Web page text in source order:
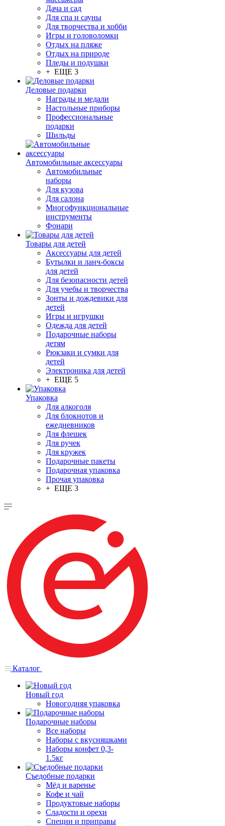
Дача и сад
Для спа и сауны
Для творчества и хобби
Игры и головоломки
Отдых на пляже
Отдых на природе
Пледы и подушки
+ ЕЩЕ 3
Деловые подарки
Награды и медали
Настольные приборы
Профессиональные
подарки
Шильды
Автомобильные аксессуары
Автомобильные
наборы
Для кузова
Для салона
Многофункциональные
инструменты
Фонари
Товары для детей
Аксессуары для детей
Бутылки и ланч-боксы
для детей
Для безопасности детей
Для учебы и творчества
Зонты и дождевики для
детей
Игры и игрушки
Одежда для детей
Подарочные наборы
детям
Рюкзаки и сумки для
детей
Электроника для детей
+ ЕЩЕ 5
Упаковка
Для алкоголя
Для блокнотов и
ежедневников
Для флешек
Для ручек
Для кружек
Подарочные пакеты
Подарочная упаковка
Прочая упаковка
+ ЕЩЕ 3
Каталог
Новый год
Новогодняя упаковка
Подарочные наборы
Все наборы
Наборы с вкусняшками
Наборы конфет 0,3-
1.5кг
Съедобные подарки
Мёд и варенье
Кофе и чай
Продуктовые наборы
Сладости и орехи
Специи и приправы